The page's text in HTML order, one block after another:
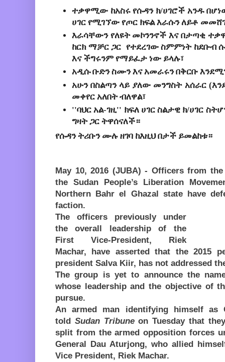
ተቃዋሚው ከአስሩ የሱዳን ክ/ሀገሮች አንዱ
ሀገር የሚገኘው የጦር ክፍል እራሱን ለይቶ
እራሳቸውን የለዩት መኮንንኖች እና በታጣቂ
ከርክ ማቻር ጋር የተደረገው ስምምነት ከደቡብ
እና ችግሩንም የማይፈታ ነው ይላሉ፣
አዲሱ ቡድን ስሙን እና አመራሩን በቅርቡ
አሁን በስልጣን ላይ ያለው መንግስት አሰራር
መቀየር አለበት ብለዋል፣
''ባህር አል-ገዚ'' ክፍለ ሀገር ስልታዊ ክ/ሀገር
ግዛት ጋር ትዋሰናለች።
የሱዳን ትሪቡን ሙሉ ዘገባ ከእዚህ በታች ይመልከቱ።
May 10, 2016 (JUBA) - Officers from
the Sudan People’s Liberation
Northern Bahr el Ghazal state have
faction.
The officers previously under
the overall leadership of the
First Vice-President, Riek
Machar, have asserted that the 2015
president Salva Kiir, has not addressed
The group is yet to announce the
whose leadership and the objective of
pursue.
An armed man identifying himself as
told Sudan Tribuneon Tuesday that
split from the armed opposition forces
General Dau Aturjong, who allied
Vice President, Riek Machar.